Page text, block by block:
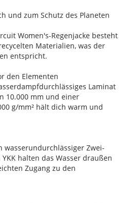
und zum Schutz des Planeten
Women's-Regenjacke besteht
Materialien, was der
entspricht.
den Elementen
Laminat
10.000 mm und einer
g/mm² hält dich warm und
wasserundurchlässiger Zwei-
halten das Wasser draußen
Zugang zu den